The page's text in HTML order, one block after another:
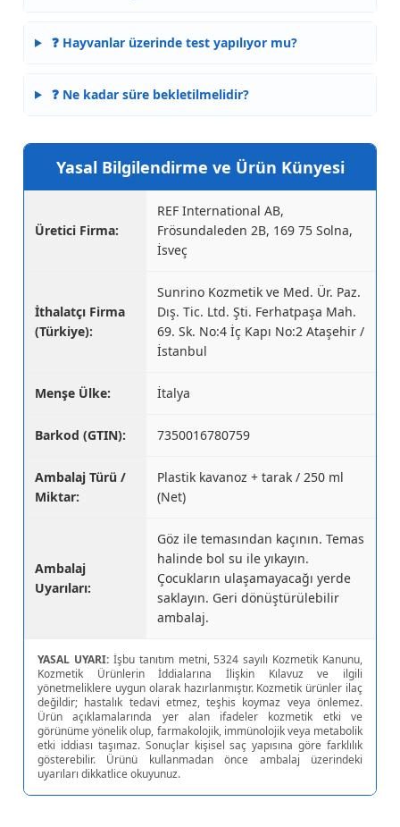
❓ Hayvanlar üzerinde test yapılıyor mu?
❓ Ne kadar süre bekletilmelidir?
Yasal Bilgilendirme ve Ürün Künyesi
Üretici Firma:
REF International AB,
Frösundaleden 2B, 169 75 Solna,
İsveç
İthalatçı Firma
(Türkiye):
Sunrino Kozmetik ve Med. Ür. Paz.
Dış. Tic. Ltd. Şti. Ferhatpaşa Mah.
69. Sk. No:4 İç Kapı No:2 Ataşehir /
İstanbul
Menşe Ülke: İtalya
Barkod (GTIN): 7350016780759
Ambalaj Türü /
Miktar:
Plastik kavanoz + tarak / 250 ml
(Net)
Ambalaj
Uyarıları:
Göz ile temasından kaçının. Temas
halinde bol su ile yıkayın.
Çocukların ulaşamayacağı yerde
saklayın. Geri dönüştürülebilir
ambalaj.
YASAL UYARI:İşbu tanıtım metni, 5324 sayılı Kozmetik Kanunu,
Kozmetik Ürünlerin İddialarına İlişkin Kılavuz ve ilgili
yönetmeliklere uygun olarak hazırlanmıştır. Kozmetik ürünler ilaç
değildir; hastalık tedavi etmez, teşhis koymaz veya önlemez.
Ürün açıklamalarında yer alan ifadeler kozmetik etki ve
görünüme yönelik olup, farmakolojik, immünolojik veya metabolik
etki iddiası taşımaz. Sonuçlar kişisel saç yapısına göre farklılık
gösterebilir. Ürünü kullanmadan önce ambalaj üzerindeki
uyarıları dikkatlice okuyunuz.